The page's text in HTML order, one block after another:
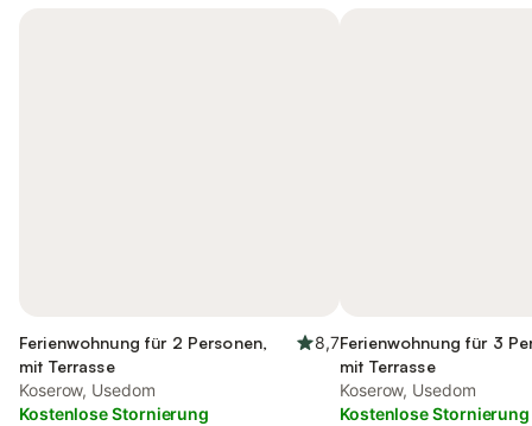
Ferienwohnung für 2 Personen,
mit Terrasse
8,7
Koserow, Usedom
Kostenlose Stornierung
Ferienwohnung für 3
mit Terrasse
Koserow, Usedom
Kostenlose Stornierung